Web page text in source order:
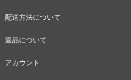
配送方法について
返品について
アカウント